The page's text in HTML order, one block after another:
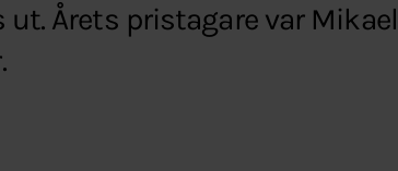
ut. Årets pristagare var